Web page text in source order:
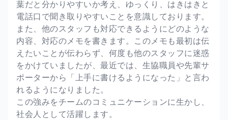
葉だと分かりやすいか考え、ゆっくり、はきはきと
電話口で聞き取りやすいことを意識しております。
また、他のスタッフも対応できるようにどのような
内容、対応のメモを書きます。このメモも最初は伝
えたいことが伝わらず、何度も他のスタッフに迷惑
をかけていましたが、最近では、生協職員や先輩サ
ポーターから「上手に書けるようになった」と言わ
れるようになりました。
この強みをチームのコミュニケーションに生かし、
社会人として活躍します。